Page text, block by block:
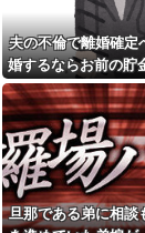
【衝撃】広末涼
波にスピード復帰
コレ、誰にも分か
w w w w w w
【悲報】ゲーム
家賃8万円の部屋
理会社から厳重注
持ち表明ｗｗｗ
【悲報】熊本避
「パンばっかり。
る」
【画像】ワイの
ん、『コレ』を強
夫の不倫で離婚確定
婚するならお前の貯
産分与しろ」と
旦那である弟に相談